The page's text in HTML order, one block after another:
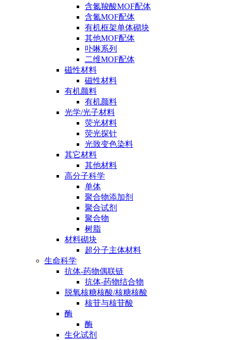
含氮羧酸MOF配体
含氮MOF配体
有机框架单体砌块
其他MOF配体
卟啉系列
二维MOF配体
磁性材料
磁性材料
有机颜料
有机颜料
光学/光子材料
荧光材料
荧光探针
光致变色染料
其它材料
其他材料
高分子科学
单体
聚合物添加剂
聚合试剂
聚合物
树脂
材料砌块
超分子主体材料
生命科学
抗体-药物偶联链
抗体-药物结合物
脱氧核糖核酸/核糖核酸
核苷与核苷酸
酶
酶
生化试剂